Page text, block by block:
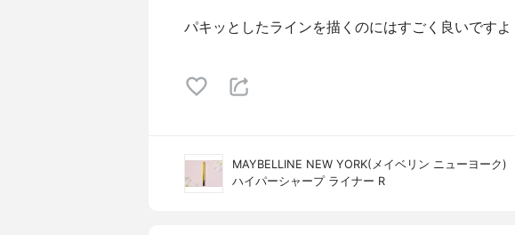
パキッとしたラインを描くのにはすごく良いですよ
MAYBELLINE NEW YORK(メイベリン ニューヨーク)
ハイパーシャープ ライナー R